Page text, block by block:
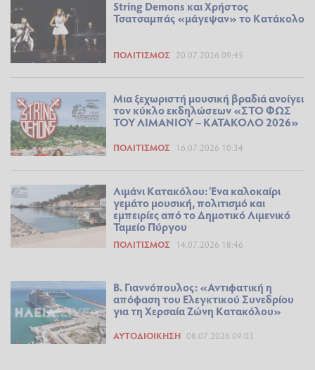
String Demons και Χρήστος
Τσατσαμπάς «μάγεψαν» το Κατάκολο
ΠΟΛΙΤΙΣΜΌΣ 20.07.2026 09:45
Μια ξεχωριστή μουσική βραδιά ανοίγει
τον κύκλο εκδηλώσεων «ΣΤΟ ΦΩΣ
ΤΟΥ ΛΙΜΑΝΙΟΥ – ΚΑΤΑΚΟΛΟ 2026»
ΠΟΛΙΤΙΣΜΌΣ 16.07.2026 10:34
Λιμάνι Κατακόλου: Ένα καλοκαίρι
γεμάτο μουσική, πολιτισμό και
εμπειρίες από το Δημοτικό Λιμενικό
Ταμείο Πύργου
ΠΟΛΙΤΙΣΜΌΣ 14.07.2026 18:46
Β. Γιαννόπουλος: «Αντιφατική η
απόφαση του Ελεγκτικού Συνεδρίου
για τη Χερσαία Ζώνη Κατακόλου»
ΑΥΤΟΔΙΟΊΚΗΣΗ 08.07.2026 09:03